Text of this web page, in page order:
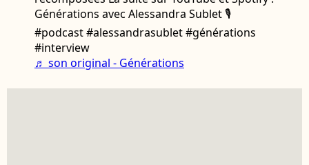
Générations avec Alessandra Sublet 🎙️
#podcast #alessandrasublet #générations
#interview
♬ son original - Générations